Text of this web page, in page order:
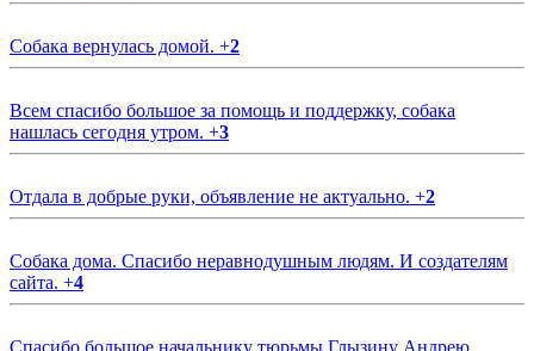
Собака вернулась домой. +2
Всем спасибо большое за помощь и поддержку, собака
нашлась сегодня утром. +3
Отдала в добрые руки, объявление не актуально. +2
Собака дома. Спасибо неравнодушным людям. И создателям
сайта. +4
Спасибо большое начальнику тюрьмы Глызину Андрею